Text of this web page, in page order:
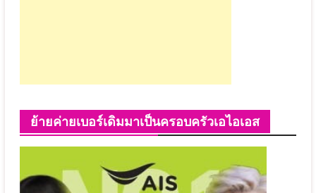
ย้ายค่ายเบอร์เดิมมาเป็นครอบครัวเอไอเอส